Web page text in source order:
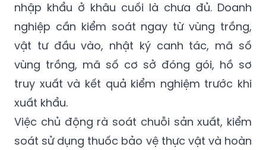
nhập khẩu ở khâu cuối là chưa đủ. Doanh
nghiệp cần kiểm soát ngay từ vùng trồng,
vật tư đầu vào, nhật ký canh tác, mã số
vùng trồng, mã số cơ sở đóng gói, hồ sơ
truy xuất và kết quả kiểm nghiệm trước khi
xuất khẩu.
Việc chủ động rà soát chuỗi sản xuất, kiểm
soát sử dụng thuốc bảo vệ thực vật và hoàn